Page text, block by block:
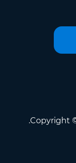
Copyright © 2021 - 2026 Converter App OÜ.